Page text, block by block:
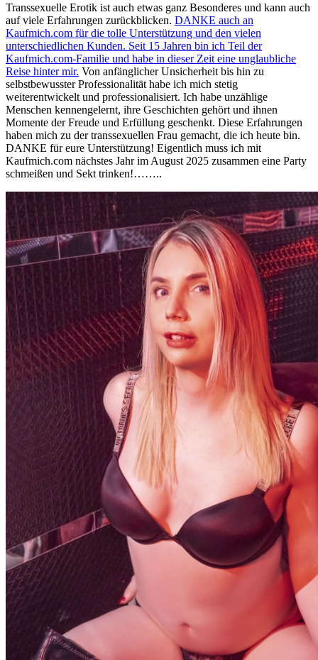
Transsexuelle Erotik ist auch etwas ganz Besonderes und kann auch
auf viele Erfahrungen zurückblicken. DANKE auch an
Kaufmich.com für die tolle Unterstützung und den vielen
unterschiedlichen Kunden. Seit 15 Jahren bin ich Teil der
Kaufmich.com-Familie und habe in dieser Zeit eine unglaubliche
Reise hinter mir. Von anfänglicher Unsicherheit bis hin zu
selbstbewusster Professionalität habe ich mich stetig
weiterentwickelt und professionalisiert. Ich habe unzählige
Menschen kennengelernt, ihre Geschichten gehört und ihnen
Momente der Freude und Erfüllung geschenkt. Diese Erfahrungen
haben mich zu der transsexuellen Frau gemacht, die ich heute bin.
DANKE für eure Unterstützung! Eigentlich muss ich mit
Kaufmich.com nächstes Jahr im August 2025 zusammen eine Party
schmeißen und Sekt trinken!……..